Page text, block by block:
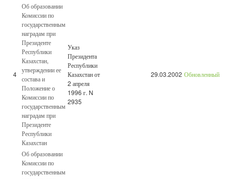
4
Об образовании
Комиссии по
государственным
наградам при
Президенте
Республики
Казахстан,
утверждении ее
состава и
Положение о
Комиссии по
государственным
наградам при
Президенте
Республики
Казахстан
Указ
Президента
Республики
Казахстан от
2 апреля
1996 г. N
2935
29.03.2002 Обновленный
Об образовании
Комиссии по
государственным